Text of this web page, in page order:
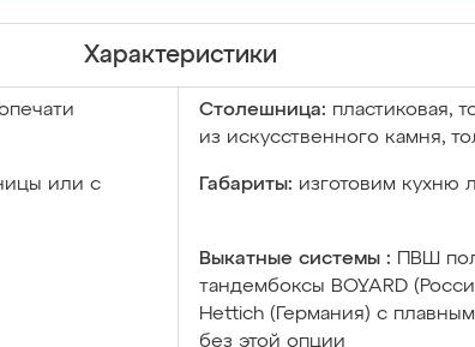
Характеристики
Столешница: пластиковая,
из искусственного камня,
или с
Габариты: изготовим кухню
Выкатные системы :
ПВШ
тандембоксы BOYARD
Hettich (Германия) с
без этой опции